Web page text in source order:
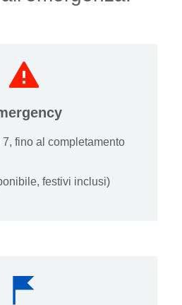
fino al completamento
festivi inclusi)